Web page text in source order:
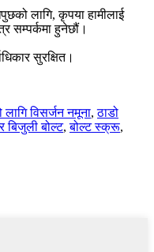
लागि, कृपया हामीलाई
सम्पर्कमा हुनेछौं।
सुरक्षित।
विसर्जन नमूना,ठाडो
बिजुली बोल्ट,बोल्ट स्क्रू,